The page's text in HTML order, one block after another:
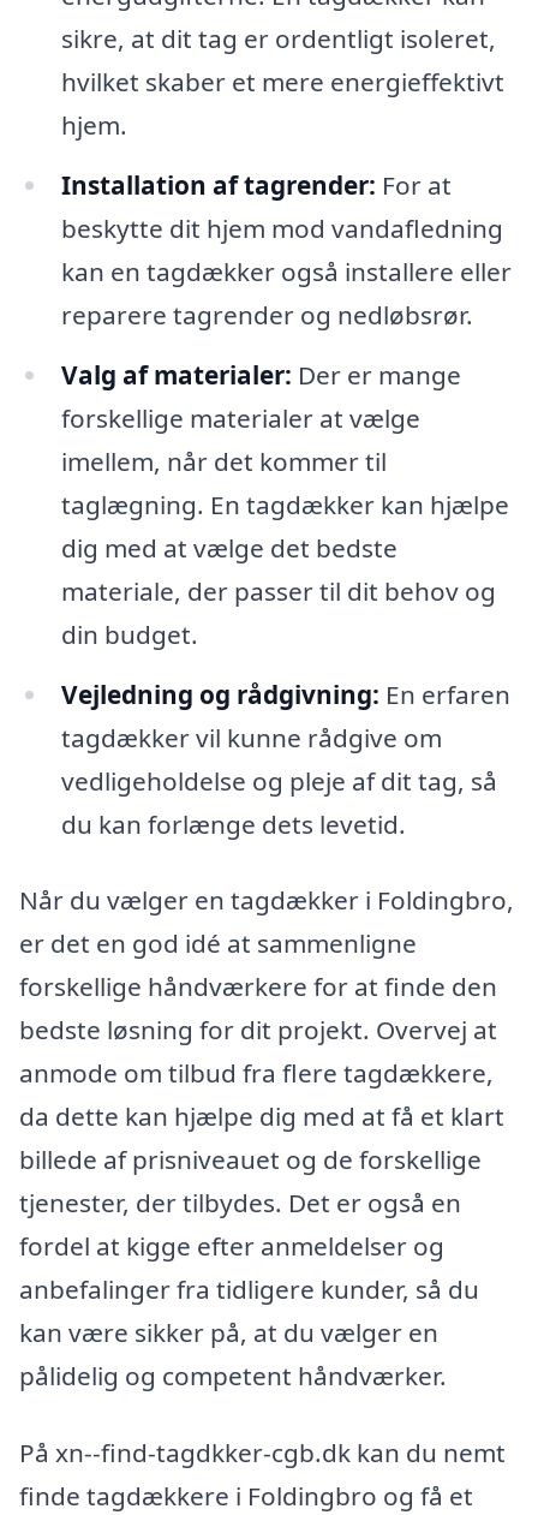
sikre, at dit tag er ordentligt isoleret,
hvilket skaber et mere energieffektivt
hjem.
Installation af tagrender: For at
beskytte dit hjem mod vandafledning
kan en tagdækker også installere eller
reparere tagrender og nedløbsrør.
Valg af materialer: Der er mange
forskellige materialer at vælge
imellem, når det kommer til
taglægning. En tagdækker kan hjælpe
dig med at vælge det bedste
materiale, der passer til dit behov og
din budget.
Vejledning og rådgivning: En erfaren
tagdækker vil kunne rådgive om
vedligeholdelse og pleje af dit tag, så
du kan forlænge dets levetid.
Når du vælger en tagdækker i Foldingbro,
er det en god idé at sammenligne
forskellige håndværkere for at finde den
bedste løsning for dit projekt. Overvej at
anmode om tilbud fra flere tagdækkere,
da dette kan hjælpe dig med at få et klart
billede af prisniveauet og de forskellige
tjenester, der tilbydes. Det er også en
fordel at kigge efter anmeldelser og
anbefalinger fra tidligere kunder, så du
kan være sikker på, at du vælger en
pålidelig og competent håndværker.
På xn--find-tagdkker-cgb.dk kan du nemt
finde tagdækkere i Foldingbro og få et